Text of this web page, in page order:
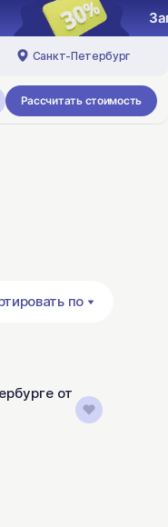
30%
Санкт-Петербург
Рассчитать стоимость
по